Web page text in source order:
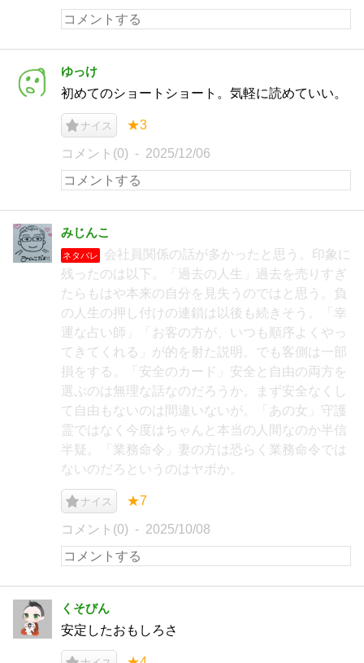
ゆっけ
初めてのショートショート。気軽に読めていい。
ナイス ★3
コメント(0) 2025/12/06
みじんこ
ネタバレ
会社員関係の話が多かったと思う。印象に
残ったのは以下。「過去の人生」過去を売りすぎ
たらもはや本来の自分を見失うのではと思う。負
の人生の押し付けの連鎖は以後も続きそう。「幸
運な占い師」「お客の方が、いつも順序よくやっ
てきてくれる」が的を射た説明。でも客側は一部
損をする。「安全のカード」安全と自由の両方を
選ぶのは無理な話なのだろうか。まず安全なくし
て自由もないのは間違いないが。「あの女」守護
霊ではなく今度はちゃんと本当の人間なのか半信
半疑。「業務命令」妻の方は恐らく業務命令では
ないのだろというのはヤボか。
ナイス ★7
コメント(0) 2025/10/08
くそびん
安定したおもしろさ